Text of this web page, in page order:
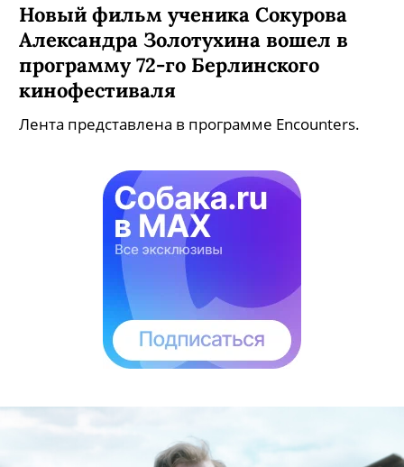
Новый фильм ученика Сокурова
Александра Золотухина вошел в
программу 72-го Берлинского
кинофестиваля
Лента представлена в программе Encounters.